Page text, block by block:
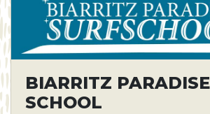
BIARRITZ
SCHOOL